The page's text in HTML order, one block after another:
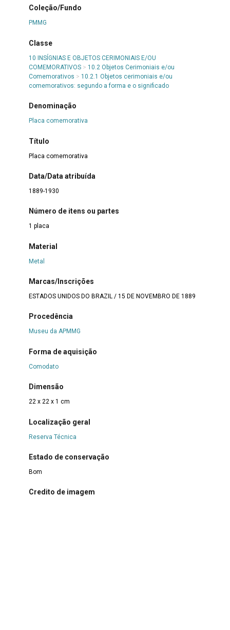
Coleção/Fundo
PMMG
Classe
10 INSÍGNIAS E OBJETOS CERIMONIAIS E/OU
COMEMORATIVOS> 10.2 Objetos Cerimoniais e/ou
Comemorativos > 10.2.1 Objetos cerimoniais e/ou
comemorativos: segundo a forma e o significado
Denominação
Placa comemorativa
Título
Placa comemorativa
Data/Data atribuída
1889-1930
Número de itens ou partes
1 placa
Material
Metal
Marcas/Inscrições
ESTADOS UNIDOS DO BRAZIL / 15 DE NOVEMBRO DE 1889
Procedência
Museu da APMMG
Forma de aquisição
Comodato
Dimensão
22 x 22 x 1 cm
Localização geral
Reserva Técnica
Estado de conservação
Bom
Credito de imagem